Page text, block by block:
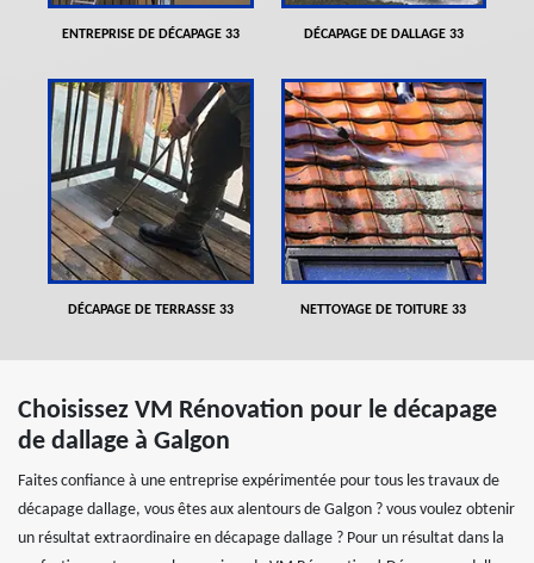
ENTREPRISE DE DÉCAPAGE 33 DÉCAPAGE DE DALLAGE 33
DÉCAPAGE DE TERRASSE 33 NETTOYAGE DE TOITURE 33
Choisissez VM Rénovation pour le décapage
de dallage à Galgon
Faites confiance à une entreprise expérimentée pour tous les travaux de
décapage dallage, vous êtes aux alentours de Galgon ? vous voulez obtenir
un résultat extraordinaire en décapage dallage ? Pour un résultat dans la